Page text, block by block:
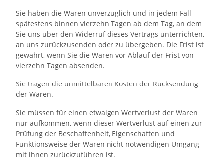
Sie haben die Waren unverzüglich und in jedem Fall
spätestens binnen vierzehn Tagen ab dem Tag, an dem
Sie uns über den Widerruf dieses Vertrags unterrichten,
an uns zurückzusenden oder zu übergeben. Die Frist ist
gewahrt, wenn Sie die Waren vor Ablauf der Frist von
vierzehn Tagen absenden.
Sie tragen die unmittelbaren Kosten der Rücksendung
der Waren.
Sie müssen für einen etwaigen Wertverlust der Waren
nur aufkommen, wenn dieser Wertverlust auf einen zur
Prüfung der Beschaffenheit, Eigenschaften und
Funktionsweise der Waren nicht notwendigen Umgang
mit ihnen zurückzuführen ist.